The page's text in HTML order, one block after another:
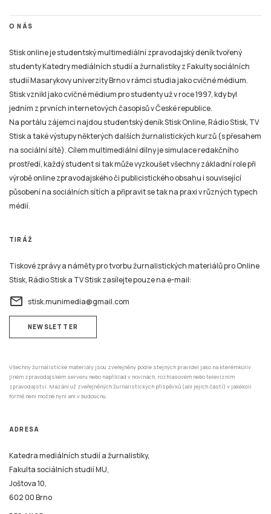
O NÁS
Stisk online je studentský multimediální zpravodajský deník tvořený
studenty Katedry mediálních studií a žurnalistiky z Fakulty sociálních
studií Masarykovy univerzity Brno v rámci studia jako cvičné médium.
Stisk vznikl jako cvičné médium pro studenty už v roce 1997, kdy byl
jedním z prvních internetových časopisů v České republice.
Na portálu zájemci najdou studentský deník Stisk Online, Rádio Stisk, TV
Stisk a také výstupy některých dalších žurnalistických kurzů (s přesahem
na sociální sítě). Cílem multimediální dílny je simulace redakčního
prostředí, každý student si tak může vyzkoušet všechny základní role při
výrobě online zpravodajského či publicistického obsahu i související
působení na sociálních sítích a připravit se tak na praxi v různých typech
médií.
TIRÁŽ
Tiskové zprávy a náměty pro tvorbu žurnalistických materiálů pro Online
Stisk, Rádio Stisk a TV Stisk zasílejte pouze na e-mail:
email stisk.munimedia@gmail.com
NEWSLETTER
Všechny žurnalistické materiály jsou zveřejněny podle stejných pravidel jako na kterémkoliv
jiném zpravodajském serveru nebo například v novinách, rozhlasovém nebo televizním
zpravodajství. Mazání už zveřejněných žurnalistických příspěvků (ani jejich částí) v jakékoli
formě není možné nyní ani v budoucnu.
ADRESA
Katedra mediálních studií a žurnalistiky,
Fakulta sociálních studií MU,
Joštova 10,
602 00 Brno